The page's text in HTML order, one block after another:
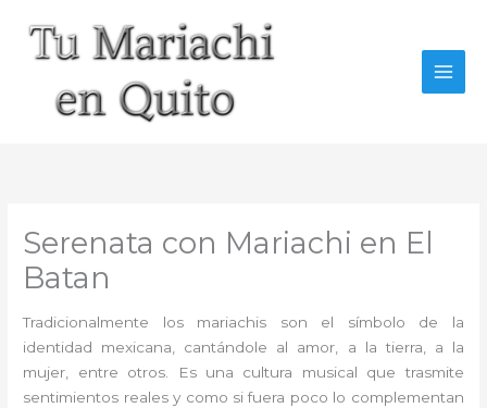
contenido
Serenata con Mariachi en El
Batan
Tradicionalmente los mariachis son el símbolo de la
identidad mexicana, cantándole al amor, a la tierra, a la
mujer, entre otros. Es una cultura musical que trasmite
sentimientos reales y como si fuera poco lo complementan